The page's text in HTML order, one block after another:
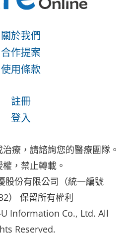
關於我們
合作提案
使用條款
註冊
登入
療，請諮詢您的醫療團隊。
，禁止轉載。
份有限公司（統一編號
） 保留所有權利
Information Co., Ltd. All
Reserved.